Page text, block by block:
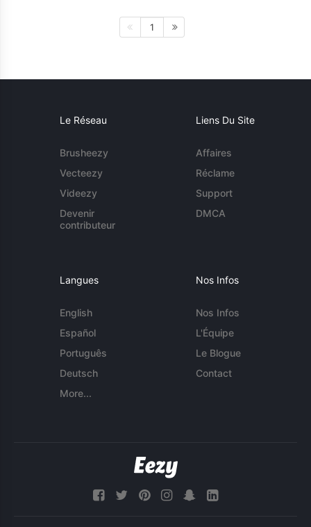
1
Le Réseau
Brusheezy
Vecteezy
Videezy
Devenir
contributeur
Liens Du Site
Affaires
Réclame
Support
DMCA
Langues
English
Español
Português
Deutsch
More...
Nos Infos
Nos Infos
L'Équipe
Le Blogue
Contact